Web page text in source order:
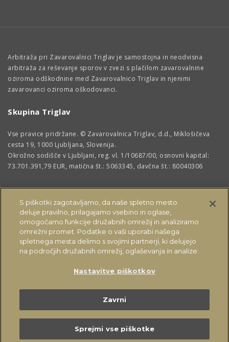
Kontakt Vprašajte nas
Arbitraža pri Zavarovalnici Triglav je samostojna in neodvisna
arbitraža za reševanje sporov v zvezi s plačilom zavarovalnine
oziroma odškodnine med Zavarovalnico Triglav in njenimi
zavarovanci oziroma oškodovanci.
Skupina Triglav
Vse pravice pridržane. © Zavarovalnica Triglav, d.d., Miklošičeva
cesta 19, 1000 Ljubljana, Slovenija.
Okrožno sodišče v Ljubljani, reg. vl. 1/10687/00, osnovni kapital:
73.701.391,79 EUR, matična št.: 5063345, davčna št.: 80040306
OSTALE STRANI
S piškotki zagotavljamo, da naše spletno mesto
deluje pravilno, prilagajamo vsebino in oglase,
omogočamo funkcije družabnih omrežij in analiziramo
omrežni promet. Podatke o vaši uporabi našega
spletnega mesta delimo s svojimi partnerji, ki delujejo
na področjih družabnih omrežij, oglaševanja in analize.
Nastavitve piškotkov
Zavrni
Sprejmi vse piškotke